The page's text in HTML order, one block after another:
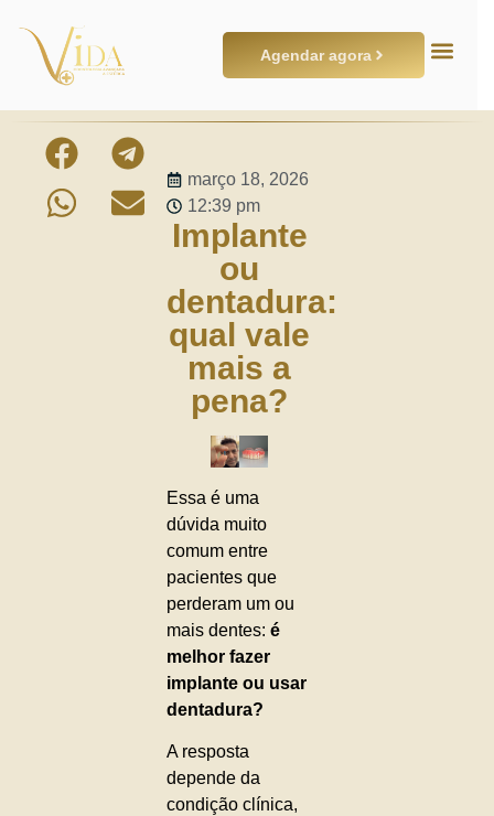
Agendar agora
março 18, 2026
12:39 pm
Implante
ou
dentadura:
qual vale
mais a
pena?
Essa é uma
dúvida muito
comum entre
pacientes que
perderam um ou
mais dentes:é
melhor fazer
implante ou usar
dentadura?
A resposta
depende da
condição clínica,